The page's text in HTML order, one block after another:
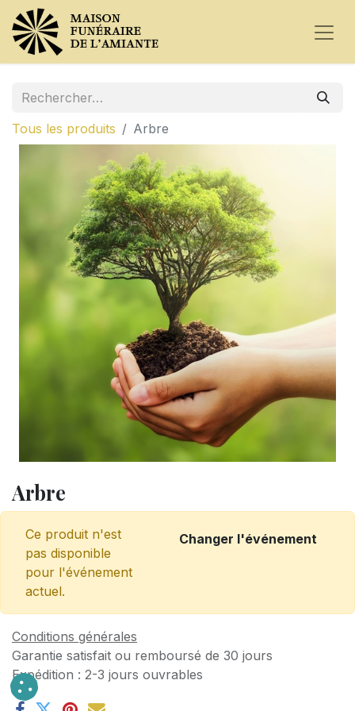
Tous les produits Arbre
Arbre
Ce produit n'est
pas disponible
pour l'événement
actuel.
Changer l'événement
Conditions générales
Garantie satisfait ou remboursé de 30 jours
Expédition : 2-3 jours ouvrables